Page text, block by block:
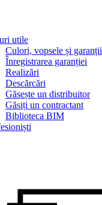
utile
Culori, vopsele și garanții
Înregistrarea garanției
Realizări
Descărcări
Găsește un distribuitor
Găsiți un contractant
Biblioteca BIM